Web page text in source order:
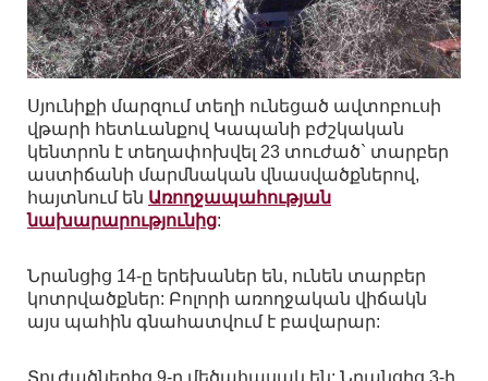
Սյունիքի մարզում տեղի ունեցած ավտոբուսի
վթարի հետևանքով Կապանի բժշկական
կենտրոն է տեղափոխվել 23 տուժած` տարբեր
աստիճանի մարմնական վնասվածքներով,
հայտնում են Առողջապահության
նախարարությունից:
Նրանցից 14-ը երեխաներ են, ունեն տարբեր
կոտրվածքներ: Բոլորի առողջական վիճակն
այս պահին գնահատվում է բավարար: